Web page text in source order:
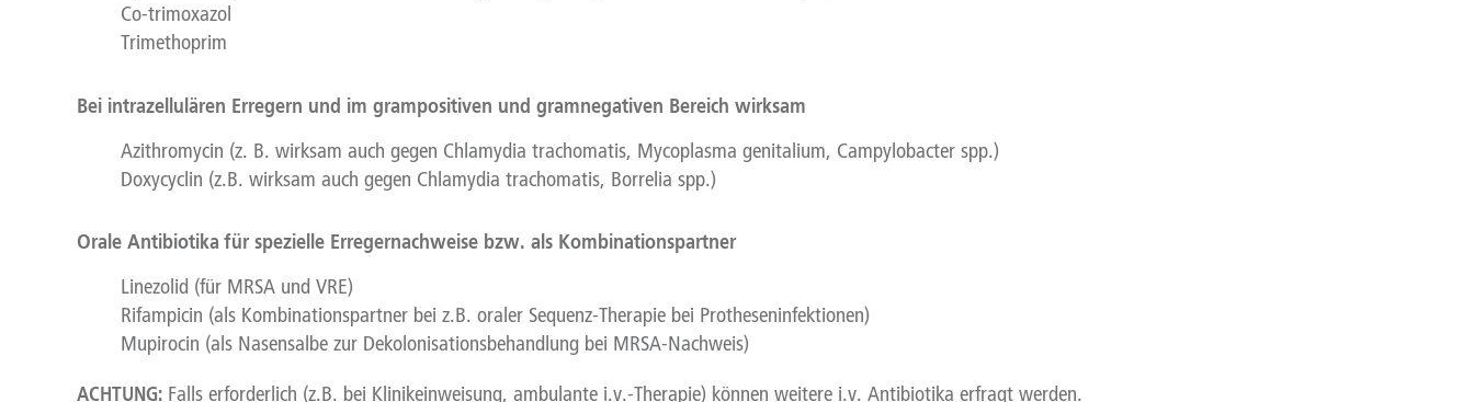
Co-trimoxazol
Trimethoprim
Bei intrazellulären Erregern und im grampositiven und gramnegativen Bereich wirksam
Azithromycin (z. B. wirksam auch gegen Chlamydia trachomatis, Mycoplasma genitalium, Campylobacter spp.)
Doxycyclin (z.B. wirksam auch gegen Chlamydia trachomatis, Borrelia spp.)
Orale Antibiotika für spezielle Erregernachweise bzw. als Kombinationspartner
Linezolid (für MRSA und VRE)
Rifampicin (als Kombinationspartner bei z.B. oraler Sequenz-Therapie bei Protheseninfektionen)
Mupirocin (als Nasensalbe zur Dekolonisationsbehandlung bei MRSA-Nachweis)
ACHTUNG:Falls erforderlich (z.B. bei Klinikeinweisung, ambulante i.v.-Therapie) können weitere i.v. Antibiotika erfragt werden.